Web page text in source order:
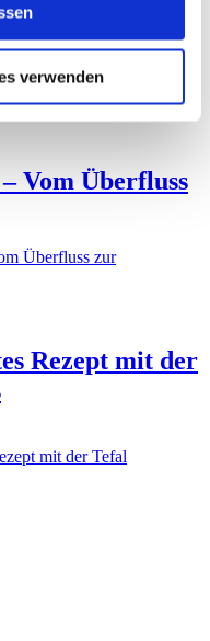
verwenden
Vom Überfluss
Rezept mit der